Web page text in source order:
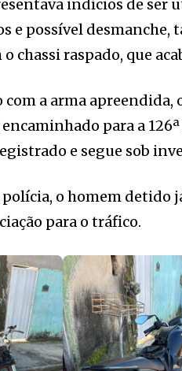
indícios de ser
e possível
chassi raspado, que
com a arma apreendida,
para a
e segue sob
polícia, o homem
para o tráfico.